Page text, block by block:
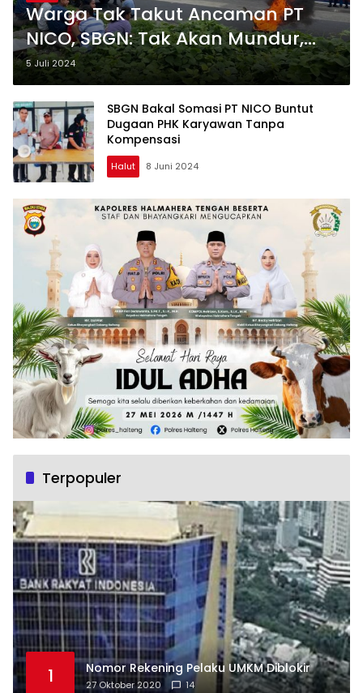
Warga Tak Takut Ancaman PT
NICO, SBGN: Tak Akan Mundur,
Kami Siap Hadapi
5 Juli 2024
SBGN Bakal Somasi PT NICO Buntut
Dugaan PHK Karyawan Tanpa
Kompensasi
Halut 8 Juni 2024
Terpopuler
1 Nomor Rekening Pelaku UMKM Diblokir
27 Oktober 2020 14